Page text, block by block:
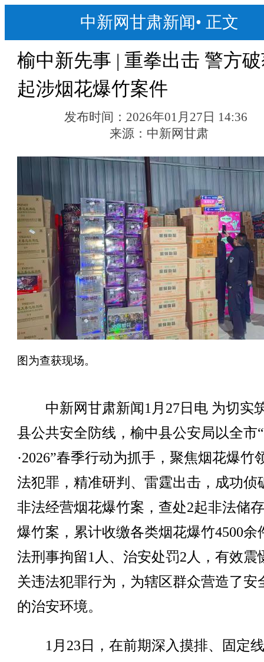
中新网甘肃新闻• 正文
榆中新先事 | 重拳出击 警方
起涉烟花爆竹案件
发布时间： 2026年01月27日 14:36
来源： 中新网甘肃
图为查获现场。
中新网甘肃新闻1月27日电 为切实
县公共安全防线，榆中县公安局以全市
·2026”春季行动为抓手，聚焦烟花爆竹
法犯罪，精准研判、雷霆出击，成功侦
非法经营烟花爆竹案，查处2起非法储
爆竹案，累计收缴各类烟花爆竹4500余
法刑事拘留1人、治安处罚2人，有效震
关违法犯罪行为，为辖区群众营造了安
的治安环境。
1月23日，在前期深入摸排、固定